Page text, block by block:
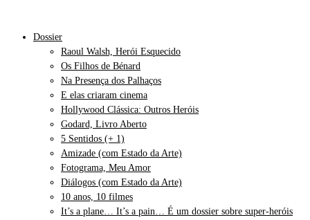
Dossier
Raoul Walsh, Herói Esquecido
Os Filhos de Bénard
Na Presença dos Palhaços
E elas criaram cinema
Hollywood Clássica: Outros Heróis
Godard, Livro Aberto
5 Sentidos (+ 1)
Amizade (com Estado da Arte)
Fotograma, Meu Amor
Diálogos (com Estado da Arte)
10 anos, 10 filmes
It’s a plane… It’s a pain… É um dossier sobre super-heróis